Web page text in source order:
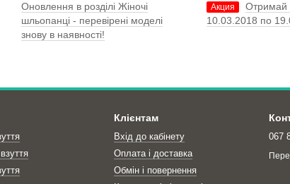
Оновлення в розділі Жіночі
шльопанці - перевірені моделі
знову в наявності!
Акция
Отримай
10.03.2018 по
Клієнтам
Вхід до кабінету
Оплата і доставка
Обмін і повернення
067